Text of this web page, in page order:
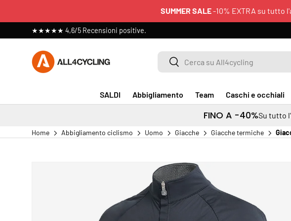
SUMMER SALE-10% EXTRA su tutto
★★★★★ 4,6/5 Recensioni positive.
Cerca su All4cycling
Cerca
SALDI Abbigliamento Team Caschi e occhiali
FINO A -40%Su tutto
Home Abbigliamento ciclismo Uomo Giacche Giacche termiche
PASSA ALLE INFORMAZIONI SUL PRODOTTO